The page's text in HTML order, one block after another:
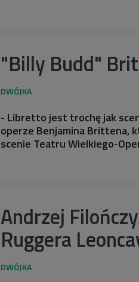
"Billy Budd"
- Libretto jest trochę jak
operze Benjamina Brittena,
scenie Teatru Wielkiego-
Andrzej
Ruggera